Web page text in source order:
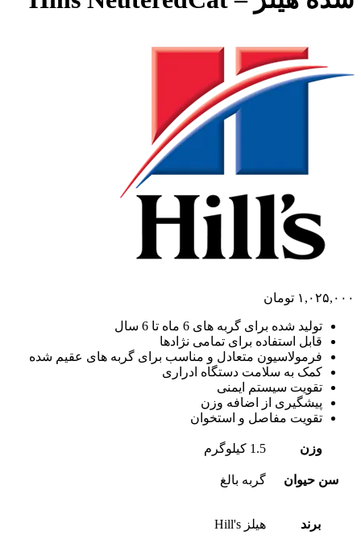
۱,۰۲۵,۰۰۰ تومان
تولید شده برای گربه های 6 ماه تا 6 سال
قابل استفاده برای تمامی نژادها
فرمولاسیون متعادل و مناسب برای گربه های عقیم شده
کمک به سلامت دستگاه ادراری
تقویت سیستم ایمنی
پیشگیری از اضافه وزن
تقویت مفاصل و استخوان
وزن 1.5 کیلوگرم
سن حیوان گربه بالغ
برند هیلز Hill's